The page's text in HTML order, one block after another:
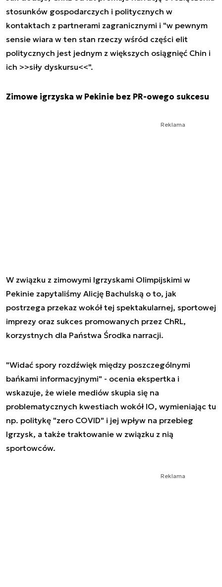
stosunków gospodarczych i politycznych w
kontaktach z partnerami zagranicznymi i "w pewnym
sensie wiara w ten stan rzeczy wśród części elit
politycznych jest jednym z większych osiągnięć Chin i
ich >>siły dyskursu<<".
Zimowe igrzyska w Pekinie bez PR-owego sukcesu
Reklama
W związku z zimowymi Igrzyskami Olimpijskimi w
Pekinie zapytaliśmy Alicję Bachulską o to, jak
postrzega przekaz wokół tej spektakularnej, sportowej
imprezy oraz sukces promowanych przez ChRL,
korzystnych dla Państwa Środka narracji.
"Widać spory rozdźwięk między poszczególnymi
bańkami informacyjnymi" - ocenia ekspertka i
wskazuje, że wiele mediów skupia się na
problematycznych kwestiach wokół IO, wymieniając tu
np. politykę "zero COVID" i jej wpływ na przebieg
Igrzysk, a także traktowanie w związku z nią
sportowców.
Reklama